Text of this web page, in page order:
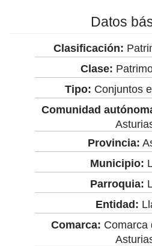
Datos
Clasificación:
Clase:
Tipo: Conjuntos
Comunidad
Provincia:
Municipio:
Parroquia:
Entidad:
Comarca: Comarca